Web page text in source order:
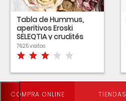
Tabla de Hummus,
aperitivos Eroski
SELEQTIA y crudités
7625 visitas
COMPRA ONLINE TIENDAS